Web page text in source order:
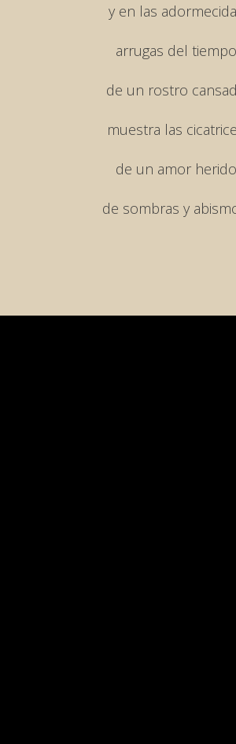
y en las
arrugas del tiempo
de un rostro
muestra las
de un amor herido
de sombras y